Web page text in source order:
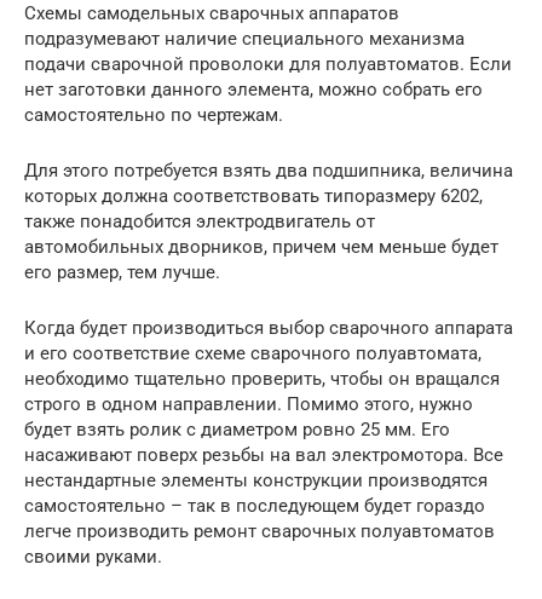
Схемы самодельных сварочных аппаратов
подразумевают наличие специального механизма
подачи сварочной проволоки для полуавтоматов. Если
нет заготовки данного элемента, можно собрать его
самостоятельно по чертежам.
Для этого потребуется взять два подшипника, величина
которых должна соответствовать типоразмеру 6202,
также понадобится электродвигатель от
автомобильных дворников, причем чем меньше будет
его размер, тем лучше.
Когда будет производиться выбор сварочного аппарата
и его соответствие схеме сварочного полуавтомата,
необходимо тщательно проверить, чтобы он вращался
строго в одном направлении. Помимо этого, нужно
будет взять ролик с диаметром ровно 25 мм. Его
насаживают поверх резьбы на вал электромотора. Все
нестандартные элементы конструкции производятся
самостоятельно – так в последующем будет гораздо
легче производить ремонт сварочных полуавтоматов
своими руками.